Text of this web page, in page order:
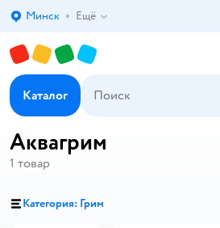
Выбор адреса доставки.
Минск Ещё
Каталог
Аквагрим
1 товар
Категория: Грим